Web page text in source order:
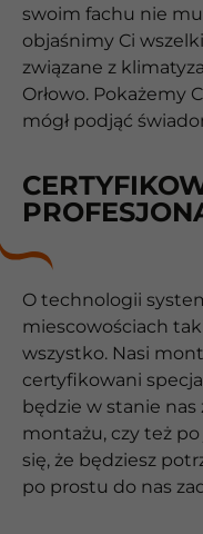
swoim fachu nie
objaśnimy Ci
związane z
Orłowo. Pokażemy
mógł podjąć
O technologii
miescowościach
wszystko. Nasi
certyfikowani
będzie w stanie nas
montażu, czy też
się, że będziesz
po prostu do nas